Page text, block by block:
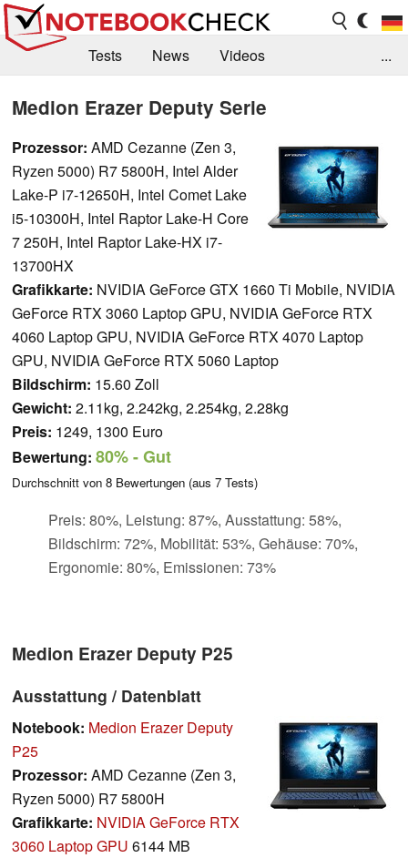
Tests News
Videos
Forum
...
Medion Erazer Deputy Serie
Prozessor: AMD Cezanne (Zen 3,
Ryzen 5000) R7 5800H, Intel Alder
Lake-P i7-12650H, Intel Comet Lake
i5-10300H, Intel Raptor Lake-H Core
7 250H, Intel Raptor Lake-HX i7-
13700HX
Grafikkarte: NVIDIA GeForce GTX 1660 Ti Mobile, NVIDIA
GeForce RTX 3060 Laptop GPU, NVIDIA GeForce RTX
4060 Laptop GPU, NVIDIA GeForce RTX 4070 Laptop
GPU, NVIDIA GeForce RTX 5060 Laptop
Bildschirm: 15.60 Zoll
Gewicht: 2.11kg, 2.242kg, 2.254kg, 2.28kg
Preis: 1249, 1300 Euro
Bewertung: 80%- Gut
Durchschnitt von 8 Bewertungen (aus 7 Tests)
Preis: 80%, Leistung: 87%, Ausstattung: 58%,
Bildschirm: 72%, Mobilität: 53%, Gehäuse: 70%,
Ergonomie: 80%, Emissionen: 73%
Medion Erazer Deputy P25
Ausstattung / Datenblatt
Notebook: Medion Erazer Deputy
P25
Prozessor: AMD Cezanne (Zen 3,
Ryzen 5000) R7 5800H
Grafikkarte: NVIDIA GeForce RTX
3060 Laptop GPU 6144 MB